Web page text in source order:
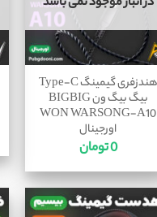
هندزفری گیمینگ Type-C
بیگ بیگ ون BIGBIG
WON WARSONG-A10
اورجینال
0تومان